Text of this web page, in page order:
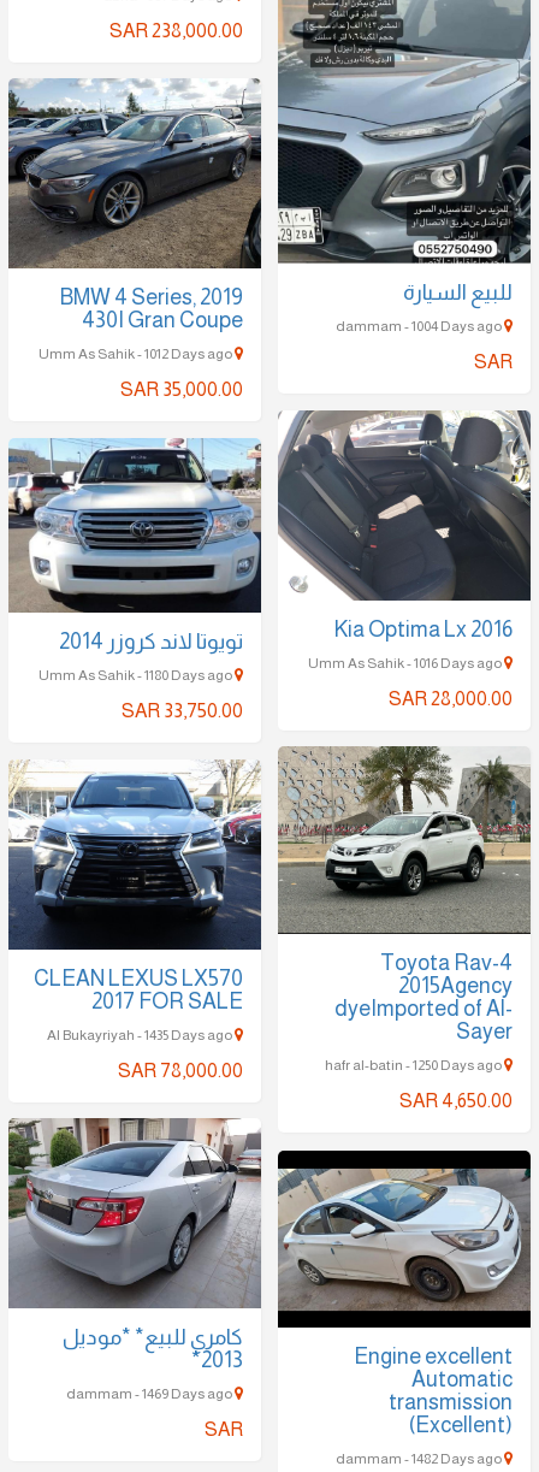
SAR 238,000.00
للبيع السيارة
SAR
2019 BMW 4 Series,
430I Gran Coupe
SAR 35,000.00
2016 Kia Optima Lx
SAR 28,000.00
تويوتا لاند كروزر 2014
SAR 33,750.00
Toyota Rav-4
2015Agency
dyeImported of Al-
Sayer
SAR 4,650.00
CLEAN LEXUS LX570
2017 FOR SALE
SAR 78,000.00
كامري للبيع* *موديل
2013*
SAR
Engine excellent
Automatic
transmission
(Excellent)